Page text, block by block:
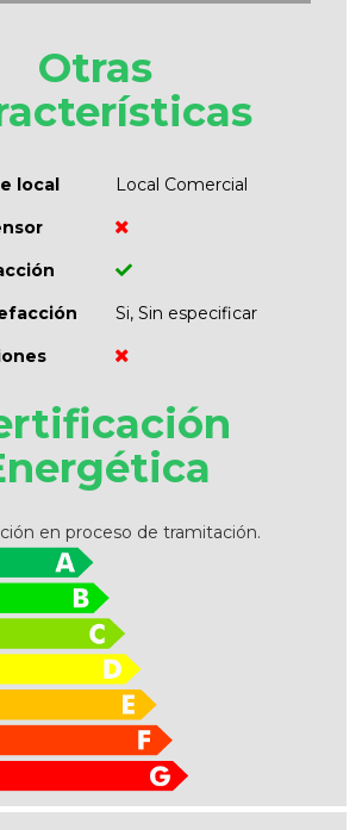
Otras
local
Local Comercial
Si, Sin especificar
en proceso de tramitación.